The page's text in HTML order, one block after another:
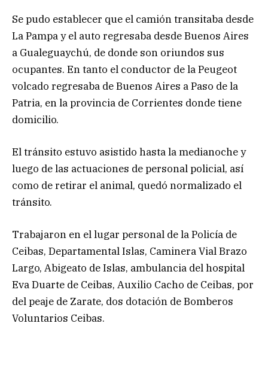
Se pudo establecer que el camión transitaba desde
La Pampa y el auto regresaba desde Buenos Aires
a Gualeguaychú, de donde son oriundos sus
ocupantes. En tanto el conductor de la Peugeot
volcado regresaba de Buenos Aires a Paso de la
Patria, en la provincia de Corrientes donde tiene
domicilio.
El tránsito estuvo asistido hasta la medianoche y
luego de las actuaciones de personal policial, así
como de retirar el animal, quedó normalizado el
tránsito.
Trabajaron en el lugar personal de la Policía de
Ceibas, Departamental Islas, Caminera Vial Brazo
Largo, Abigeato de Islas, ambulancia del hospital
Eva Duarte de Ceibas, Auxilio Cacho de Ceibas, por
del peaje de Zarate, dos dotación de Bomberos
Voluntarios Ceibas.